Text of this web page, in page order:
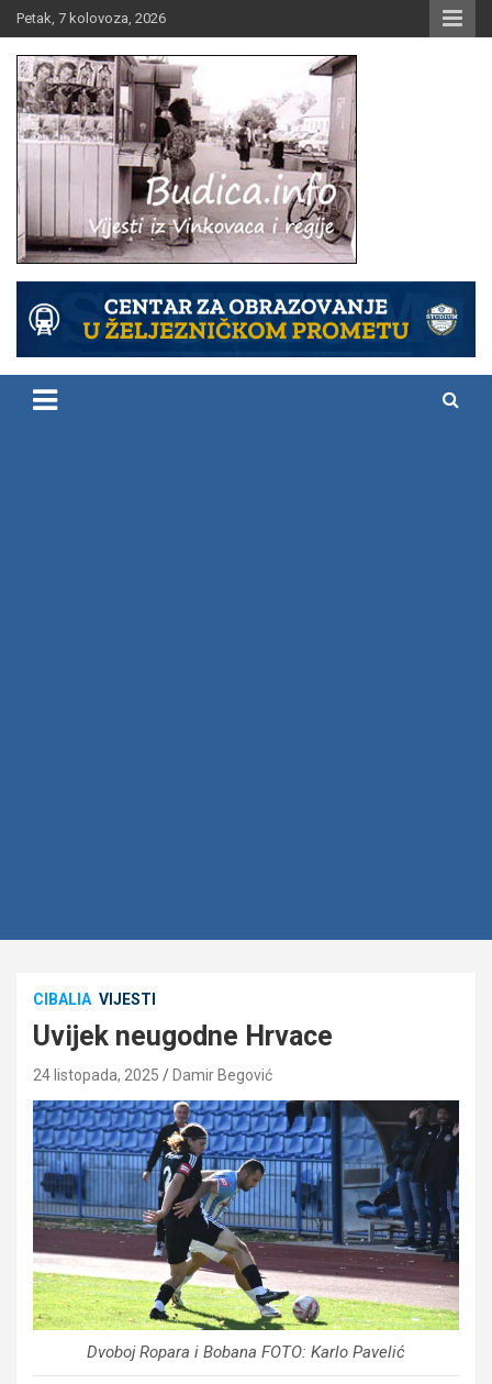
Skip
to
content
Petak, 7 kolovoza, 2026
Budica.info
CIBALIA VIJESTI
Uvijek neugodne Hrvace
24 listopada, 2025 Damir Begović
Dvoboj Ropara i Bobana FOTO: Karlo Pavelić